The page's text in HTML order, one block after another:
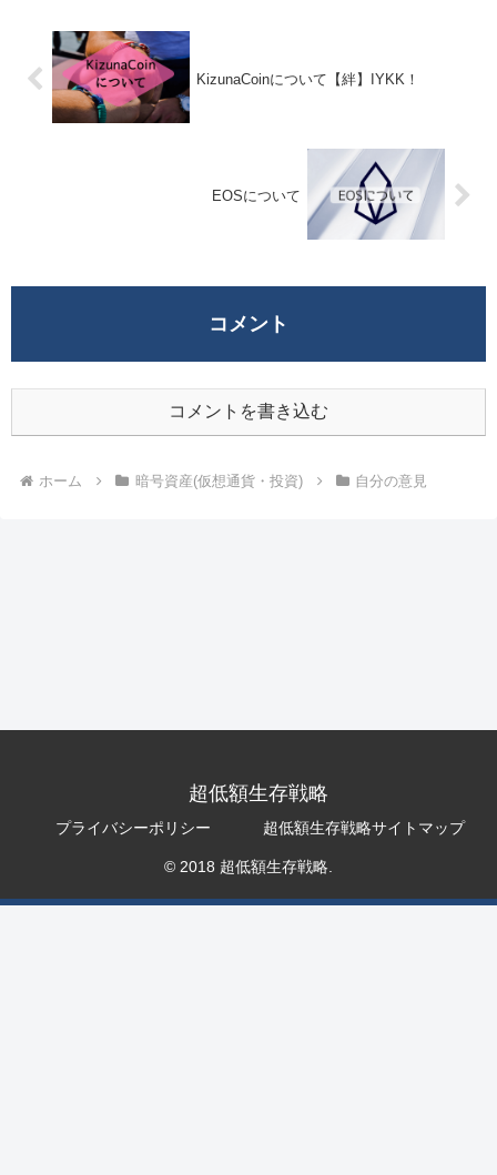
KizunaCoinについて【絆】IYKK！
EOSについて
コメント
コメントを書き込む
ホーム 暗号資産(仮想通貨・投資) 自分の意見
超低額生存戦略
プライバシーポリシー 超低額生存戦略サイトマップ
© 2018 超低額生存戦略.